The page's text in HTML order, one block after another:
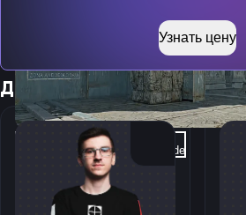
Previous slide Next slide
Узнать цену
Другие прицелы